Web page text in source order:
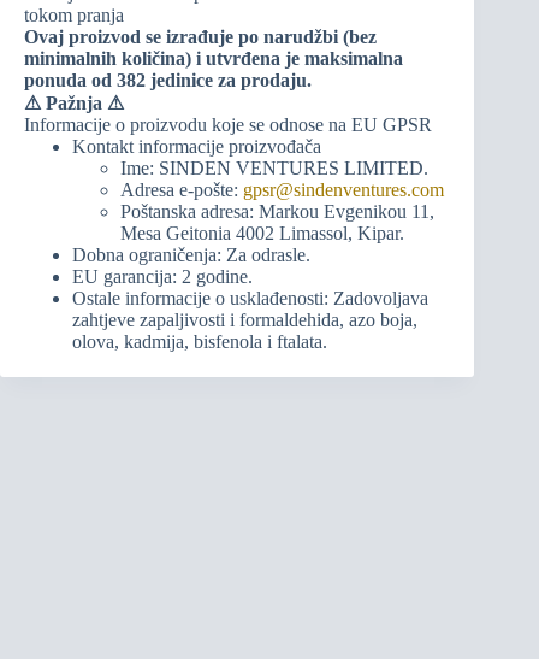
tokom pranja
Ovaj proizvod se izrađuje po narudžbi (bez
minimalnih količina) i utvrđena je maksimalna
ponuda od 382 jedinice za prodaju.
⚠ Pažnja ⚠
Informacije o proizvodu koje se odnose na EU GPSR
Kontakt informacije proizvođača
Ime: SINDEN VENTURES LIMITED.
Adresa e-pošte: gpsr@sindenventures.com
Poštanska adresa: Markou Evgenikou 11,
Mesa Geitonia 4002 Limassol, Kipar.
Dobna ograničenja: Za odrasle.
EU garancija: 2 godine.
Ostale informacije o usklađenosti: Zadovoljava
zahtjeve zapaljivosti i formaldehida, azo boja,
olova, kadmija, bisfenola i ftalata.